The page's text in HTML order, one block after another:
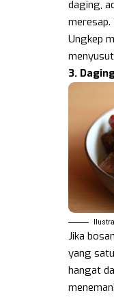
daging,
meresap.
Ungkep
3.
Jika
yang
hangat